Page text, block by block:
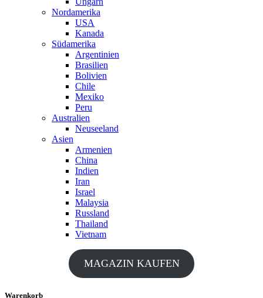
Nordamerika
USA
Kanada
Südamerika
Argentinien
Brasilien
Bolivien
Chile
Mexiko
Peru
Australien
Neuseeland
Asien
Armenien
China
Indien
Iran
Israel
Malaysia
Russland
Thailand
Vietnam
MAGAZIN KAUFEN
Warenkorb